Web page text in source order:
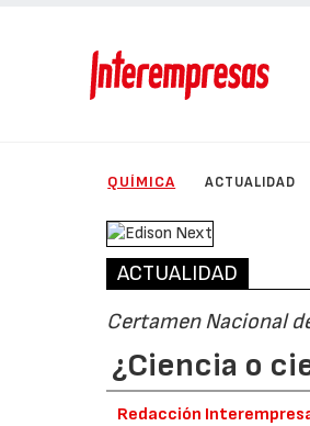
QUÍMICA ACTUALIDAD
ACTUALIDAD
Certamen Nacional
¿Ciencia o
Redacción